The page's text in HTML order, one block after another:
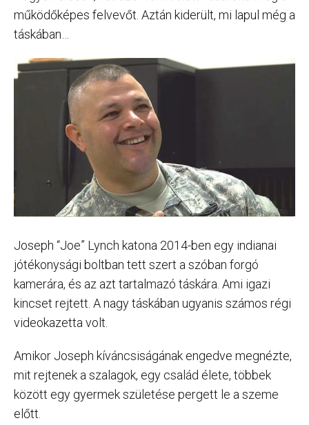
működőképes felvevőt. Aztán kiderült, mi lapul még a
táskában…
Joseph “Joe” Lynch katona 2014-ben egy indianai
jótékonysági boltban tett szert a szóban forgó
kamerára, és az azt tartalmazó táskára. Ami igazi
kincset rejtett. A nagy táskában ugyanis számos régi
videokazetta volt.
Amikor Joseph kíváncsiságának engedve megnézte,
mit rejtenek a szalagok, egy család élete, többek
között egy gyermek születése pergett le a szeme
előtt.